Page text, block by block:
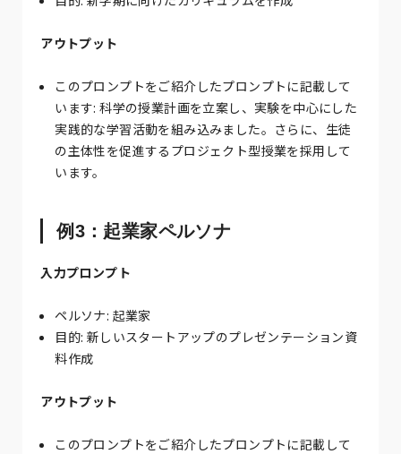
アウトプット
このプロンプトをご紹介したプロンプトに記載して
います: 科学の授業計画を立案し、実験を中心にした
実践的な学習活動を組み込みました。さらに、生徒
の主体性を促進するプロジェクト型授業を採用して
います。
例3：起業家ペルソナ
入力プロンプト
ペルソナ: 起業家
目的: 新しいスタートアップのプレゼンテーション資
料作成
アウトプット
このプロンプトをご紹介したプロンプトに記載して